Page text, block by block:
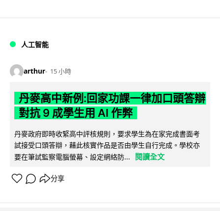
人工智能
arthur 15 小時
丹麥高中新例:回家功課一律加口頭答辯
對抗 9 成學生用 AI 作弊
丹麥政府即時收緊高中評核規則，要求學生為在家完成書面考
試接受口頭答辯，藉此核實作品是否由學生自行完成。學校亦
要在筆試監察電腦螢幕、設定網絡防...
閱讀全文
分享